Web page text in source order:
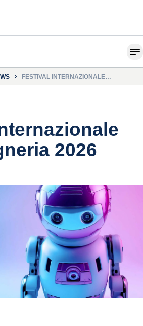
FESTIVAL INTERNAZIONALE
2026